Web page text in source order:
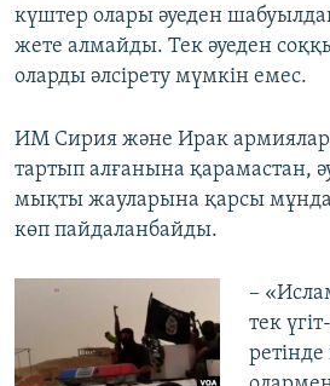
күштер олары әуеден
жете алмайды. Тек әуеден
оларды әлсірету мүмкін емес.
ИМ Сирия және Ирак
тартып алғанына қарамастан,
мықты жауларына қарсы
көп пайдаланбайды.
–
тек